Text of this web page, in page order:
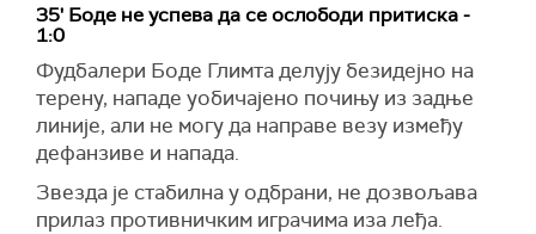
35' Боде не успева да се ослободи притиска -
1:0
Фудбалери Боде Глимта делују безидејно на
терену, нападе уобичајено почињу из задње
линије, али не могу да направе везу између
дефанзиве и напада.
Звезда је стабилна у одбрани, не дозвољава
прилаз противничким играчима иза леђа.